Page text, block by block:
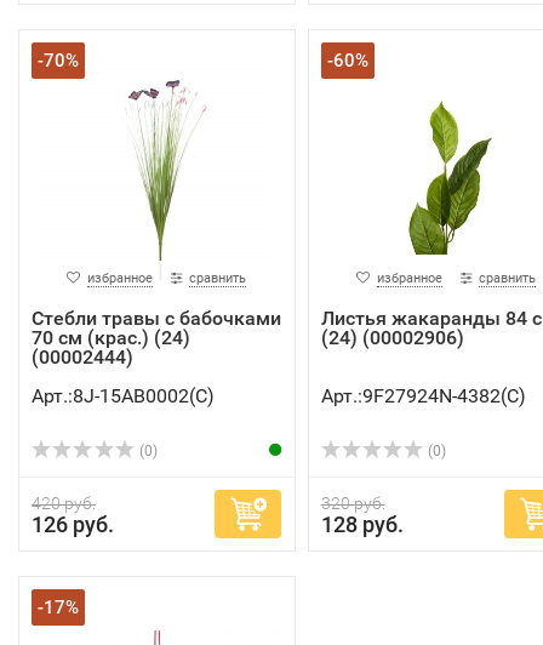
-70%
избранное сравнить
Стебли травы с бабочками
70 см (крас.) (24)
(00002444)
Арт.:8J-15AB0002(C)
(0)
420 руб.
126 руб.
-60%
избранное сравнить
Листья жакаранды 84
(24) (00002906)
Арт.:9F27924N-4382(C)
(0)
320 руб.
128 руб.
-17%